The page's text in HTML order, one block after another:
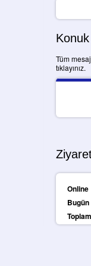
Tüm
tıklayınız.
Online
Bugün
Toplam